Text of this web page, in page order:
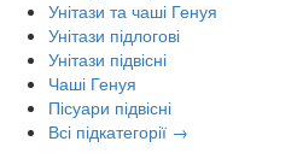
Унітази та чаші Генуя
Унітази підлогові
Унітази підвісні
Чаші Генуя
Пісуари підвісні
Всі підкатегорії →